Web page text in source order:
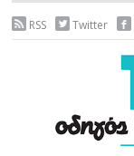
RSS Twitter